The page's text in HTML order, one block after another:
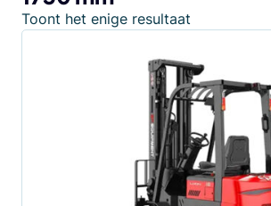
Toont het enige resultaat